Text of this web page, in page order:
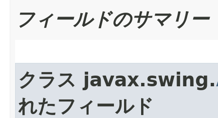
フィールドのサマリー
クラス javax.swing.
れたフィールド